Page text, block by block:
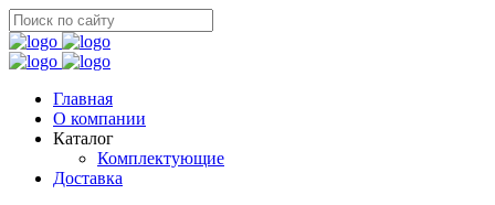
Главная
О компании
Каталог
Комплектующие
Доставка